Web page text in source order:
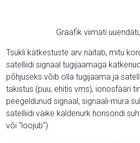
Graafik viimati
Tsükli katkestuste arv näitab, mitu
satelliidi signaal tugijaamaga
põhjuseks võib olla tugijaama ja
takistus (puu, ehitis vms), ionosfääri
peegeldunud signaal, signaali-müra
satelliidi väike kaldenurk horisondi
või "loojub").